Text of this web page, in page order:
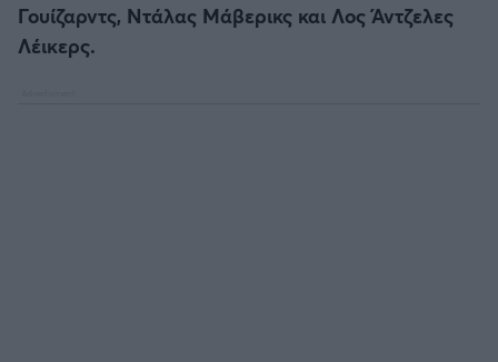
Γουίζαρντς, Ντάλας Μάβερικς και Λος Άντζελες
Λέικερς.